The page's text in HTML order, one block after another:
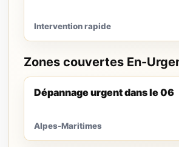
Intervention rapide
Zones couvertes En-
Dépannage urgent dans le 06
Alpes-Maritimes